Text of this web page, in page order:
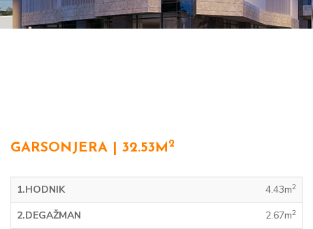
GARSONJERA | 32.53M 2
1.HODNIK 4.43m2
2.DEGAŽMAN 2.67m2